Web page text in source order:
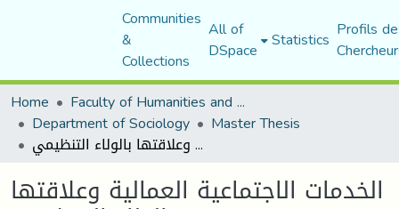
Communities
&
Collections
All of
DSpace Statistics Profils
Home
Faculty of Humanities and Social Sciences
Department of Sociology Master Thesis
الخدمات الاجتماعية العمالية وعلاقتها بالولاء التنظيمي
الخدمات الاجتماعية العمالية وعلاقتها